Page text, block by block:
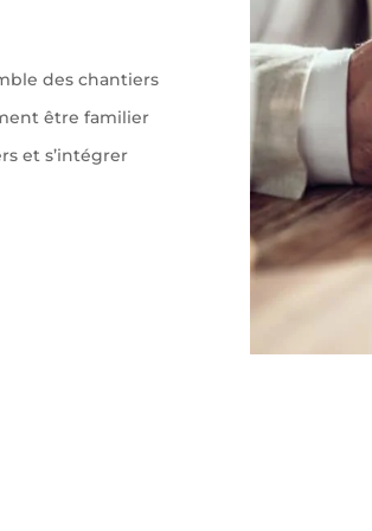
des chantiers
être familier
et s’intégrer